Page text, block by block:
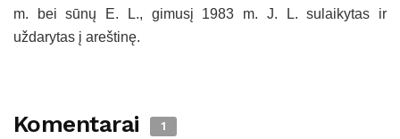
m. bei sūnų E. L., gimusį 1983 m. J. L. sulaikytas ir
uždarytas į areštinę.
Komentarai 1